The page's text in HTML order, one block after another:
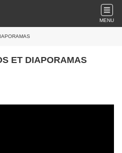
MENU
ET DIAPORAMAS